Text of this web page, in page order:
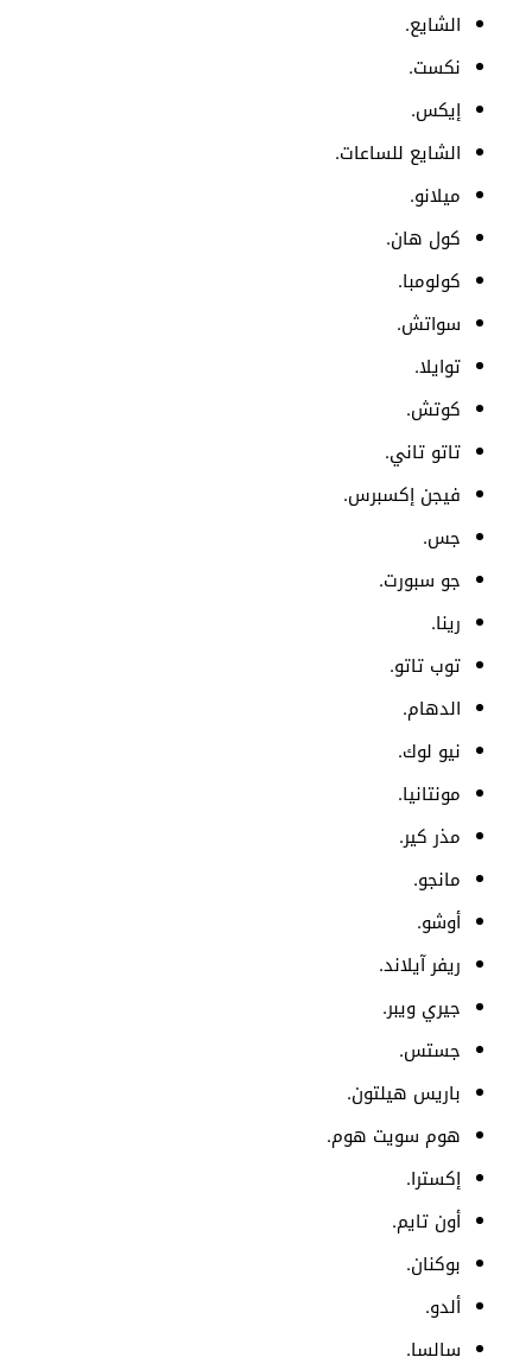
الشايع.
نكست.
إيكس.
الشايع للساعات.
ميلانو.
كول هان.
كولومبا.
سواتش.
توايلا.
كوتش.
تاتو تاني.
فيجن إكسبرس.
جس.
جو سبورت.
رينا.
توب تاتو.
الدهام.
نيو لوك.
مونتانيا.
مذر كير.
مانجو.
أوشو.
ريفر آيلاند.
جيري ويبر.
جستس.
باريس هيلتون.
هوم سويت هوم.
إكسترا.
أون تايم.
بوكنان.
ألدو.
سالسا.